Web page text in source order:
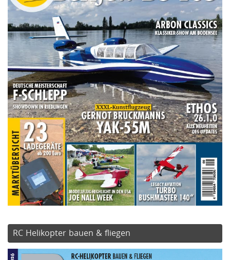
RC Helikopter bauen & fliegen